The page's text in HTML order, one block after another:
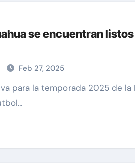
se encuentran
Feb 27, 2025